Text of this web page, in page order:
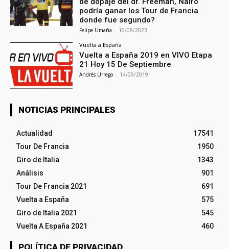
podría ganar los Tour de Francia
donde fue segundo?
Felipe Umaña - 16/08/2023
Vuelta a España
Vuelta a España 2019 en VIVO Etapa
21 Hoy 15 De Septiembre
Andrés Urrego - 14/09/2019
NOTICIAS PRINCIPALES
Actualidad
17541
Tour De Francia
1950
Giro de Italia
1343
Análisis
901
Tour De Francia 2021
691
Vuelta a España
575
Giro de Italia 2021
545
Vuelta A España 2021
460